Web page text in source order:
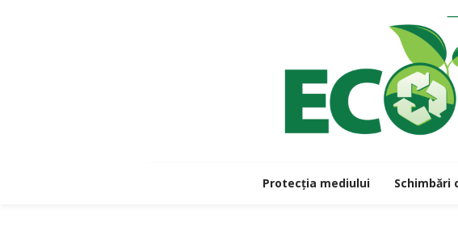
Protecția mediului Schimbări